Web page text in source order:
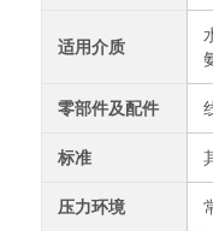
适用介质
零部件及配件
标准
压力环境